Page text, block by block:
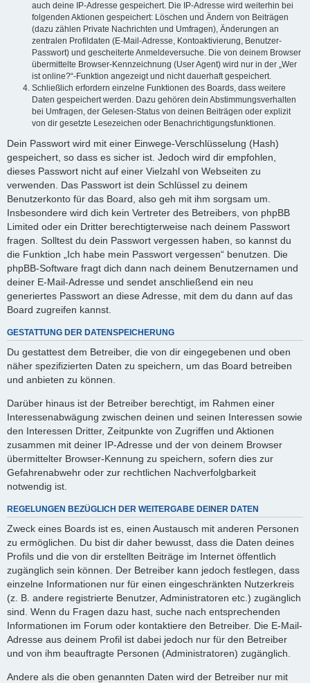
auch deine IP-Adresse gespeichert. Die IP-Adresse wird weiterhin bei
folgenden Aktionen gespeichert: Löschen und Ändern von Beiträgen
(dazu zählen Private Nachrichten und Umfragen), Änderungen an
zentralen Profildaten (E-Mail-Adresse, Kontoaktivierung, Benutzer-
Passwort) und gescheiterte Anmeldeversuche. Die von deinem Browser
übermittelte Browser-Kennzeichnung (User Agent) wird nur in der „Wer
ist online?“-Funktion angezeigt und nicht dauerhaft gespeichert.
Schließlich erfordern einzelne Funktionen des Boards, dass weitere
Daten gespeichert werden. Dazu gehören dein Abstimmungsverhalten
bei Umfragen, der Gelesen-Status von deinen Beiträgen oder explizit
von dir gesetzte Lesezeichen oder Benachrichtigungsfunktionen.
Dein Passwort wird mit einer Einwege-Verschlüsselung (Hash)
gespeichert, so dass es sicher ist. Jedoch wird dir empfohlen,
dieses Passwort nicht auf einer Vielzahl von Webseiten zu
verwenden. Das Passwort ist dein Schlüssel zu deinem
Benutzerkonto für das Board, also geh mit ihm sorgsam um.
Insbesondere wird dich kein Vertreter des Betreibers, von phpBB
Limited oder ein Dritter berechtigterweise nach deinem Passwort
fragen. Solltest du dein Passwort vergessen haben, so kannst du
die Funktion „Ich habe mein Passwort vergessen“ benutzen. Die
phpBB-Software fragt dich dann nach deinem Benutzernamen und
deiner E-Mail-Adresse und sendet anschließend ein neu
generiertes Passwort an diese Adresse, mit dem du dann auf das
Board zugreifen kannst.
GESTATTUNG DER DATENSPEICHERUNG
Du gestattest dem Betreiber, die von dir eingegebenen und oben
näher spezifizierten Daten zu speichern, um das Board betreiben
und anbieten zu können.
Darüber hinaus ist der Betreiber berechtigt, im Rahmen einer
Interessenabwägung zwischen deinen und seinen Interessen sowie
den Interessen Dritter, Zeitpunkte von Zugriffen und Aktionen
zusammen mit deiner IP-Adresse und der von deinem Browser
übermittelter Browser-Kennung zu speichern, sofern dies zur
Gefahrenabwehr oder zur rechtlichen Nachverfolgbarkeit
notwendig ist.
REGELUNGEN BEZÜGLICH DER WEITERGABE DEINER DATEN
Zweck eines Boards ist es, einen Austausch mit anderen Personen
zu ermöglichen. Du bist dir daher bewusst, dass die Daten deines
Profils und die von dir erstellten Beiträge im Internet öffentlich
zugänglich sein können. Der Betreiber kann jedoch festlegen, dass
einzelne Informationen nur für einen eingeschränkten Nutzerkreis
(z. B. andere registrierte Benutzer, Administratoren etc.) zugänglich
sind. Wenn du Fragen dazu hast, suche nach entsprechenden
Informationen im Forum oder kontaktiere den Betreiber. Die E-Mail-
Adresse aus deinem Profil ist dabei jedoch nur für den Betreiber
und von ihm beauftragte Personen (Administratoren) zugänglich.
Andere als die oben genannten Daten wird der Betreiber nur mit